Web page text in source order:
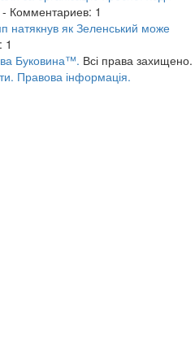
- Комментариев: 1
натякнув як Зеленський може
1
Буковина™. Всі права захищено.
Правова інформація.